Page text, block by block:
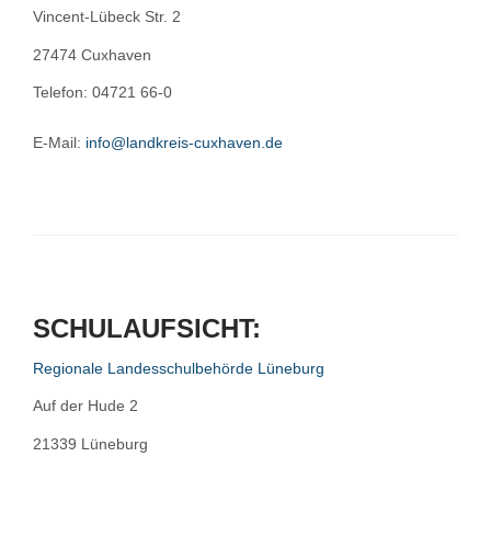
Vincent-Lübeck Str. 2
27474 Cuxhaven
Telefon: 04721 66-0
E-Mail: info@landkreis-cuxhaven.de
SCHULAUFSICHT:
Regionale Landesschulbehörde Lüneburg
Auf der Hude 2
21339 Lüneburg